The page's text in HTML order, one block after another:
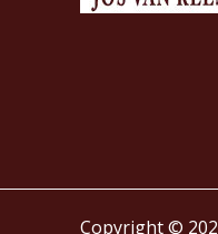
Copyright ©